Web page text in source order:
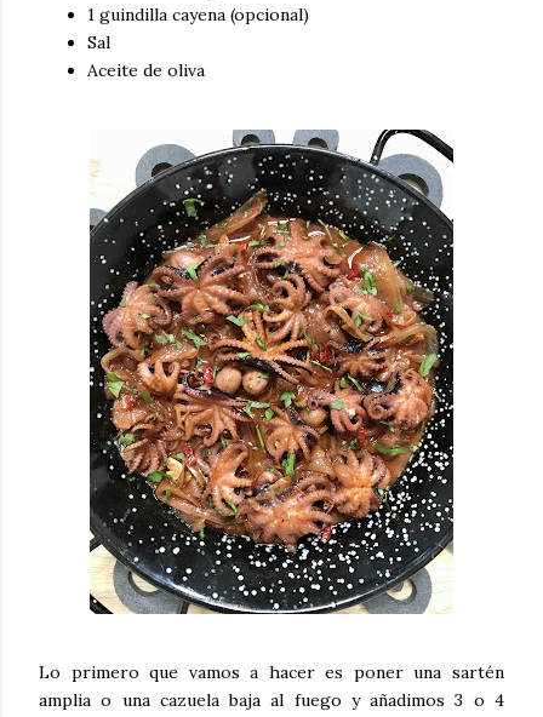
1 guindilla cayena (opcional)
Sal
Aceite de oliva
Lo primero que vamos a hacer es poner una sartén
amplia o una cazuela baja al fuego y añadimos 3 o 4